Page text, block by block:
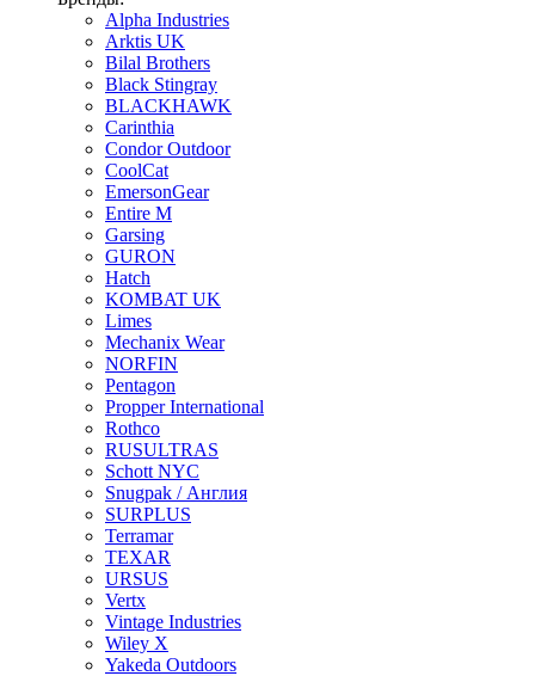
Alpha Industries
Arktis UK
Bilal Brothers
Black Stingray
BLACKHAWK
Carinthia
Condor Outdoor
CoolCat
EmersonGear
Entire M
Garsing
GURON
Hatch
KOMBAT UK
Limes
Mechanix Wear
NORFIN
Pentagon
Propper International
Rothco
RUSULTRAS
Schott NYC
Snugpak / Англия
SURPLUS
Terramar
TEXAR
URSUS
Vertx
Vintage Industries
Wiley X
Yakeda Outdoors